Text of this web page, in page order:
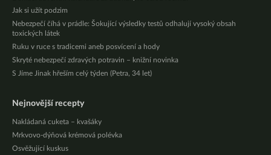
Jak si užít podzim
Nebezpečí číhá v prádle: Šokující výsledky testů odhalují vysoký obsah
toxických látek
Ruku v ruce s tradicemi aneb posvícení a hody
Skryté nebezpečí zdravých potravin – knižní novinka
S Jíme Jinak hřeším celý týden (Petra, 34 let)
Nejnovější recepty
Nakládaná cuketa – kvašáky
Mrkvovo-dýňová krémová polévka
Osvěžující kuskus